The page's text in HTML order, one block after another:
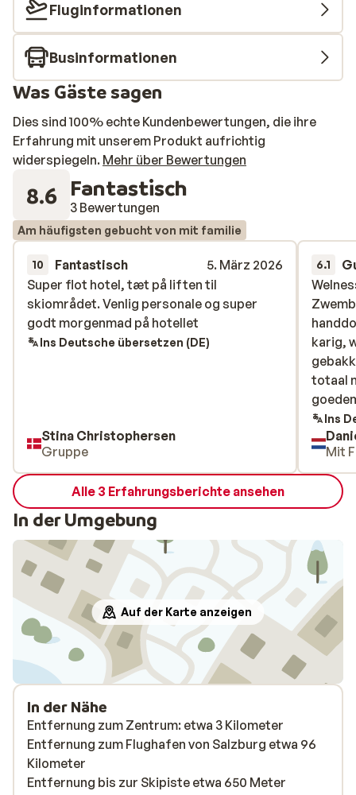
Fluginformationen
Businformationen
Was Gäste sagen
Dies sind 100% echte Kundenbewertungen, die ihre
Erfahrung mit unserem Produkt aufrichtig
widerspiegeln. Mehr über Bewertungen
8.6 Fantastisch
3 Bewertungen
Am häufigsten gebucht von mit familie
10 Fantastisch
5. März 2026
Super flot hotel, tæt på liften til
skiområdet. Venlig personale og super
godt morgenmad på hotellet
Super flot hotel, tæt på liften til
skiområdet. Venlig personale og super
godt morgenmad på hotellet
Ins Deutsche übersetzen (DE)
Stina Christophersen
Gruppe
6.1
karig,
totaal
ook
ook
dingen
hotel.
karig,
totaal
Ins
Mit
Alle 3 Erfahrungsberichte ansehen
In der Umgebung
Auf der Karte anzeigen
In der Nähe
Entfernung zum Zentrum: etwa 3 Kilometer
Entfernung zum Flughafen von Salzburg etwa 96
Kilometer
Entfernung bis zur Skipiste etwa 650 Meter